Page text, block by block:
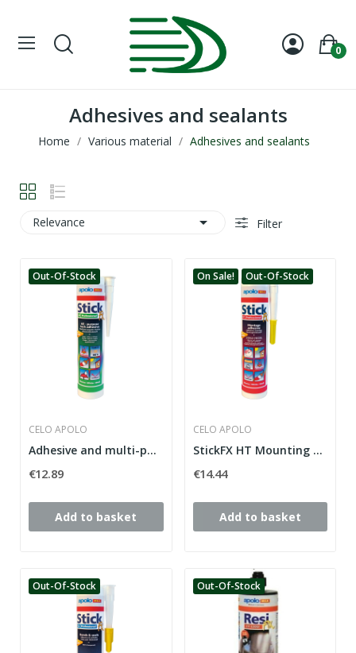
0
Adhesives and sealants
Home Various material Adhesives and sealants
Relevance  Filter
Out-Of-Stock
CELO APOLO
Adhesive and multi-purpose sealant StickFX XP,...
€12.89
Add to basket
On Sale! Out-Of-Stock
CELO APOLO
StickFX HT Mounting Adhesive, white
€14.44
Add to basket
Out-Of-Stock Out-Of-Stock